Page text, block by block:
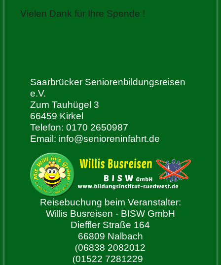
Vielen Dank für Ihre Spende !
Saarbrücker Seniorenbildungsreisen
e.V.
Zum Tauhügel 3
66459 Kirkel
Telefon: 0170 2650987
Email: info@senioreninfahrt.de
Reisebuchung beim Veranstalter:
Willis Busreisen - BISW GmbH
Dieffler Straße 164
66809 Nalbach
(06838 2082012
(01522 7281229